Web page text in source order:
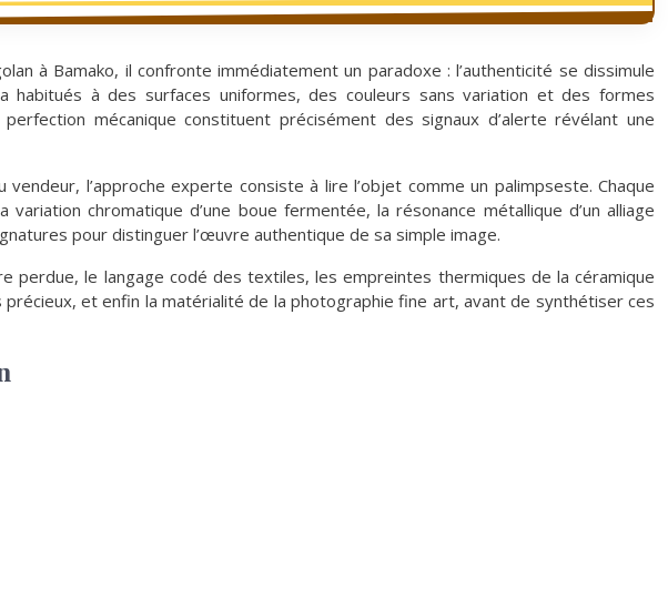
à Bamako, il confronte immédiatement un paradoxe : l’authenticité se dissimule
habitués à des surfaces uniformes, des couleurs sans variation et des formes
mécanique constituent précisément des signaux d’alerte révélant une
l’approche experte consiste à lire l’objet comme un palimpseste. Chaque
chromatique d’une boue fermentée, la résonance métallique d’un alliage
pour distinguer l’œuvre authentique de sa simple image.
perdue, le langage codé des textiles, les empreintes thermiques de la céramique
et enfin la matérialité de la photographie fine art, avant de synthétiser ces